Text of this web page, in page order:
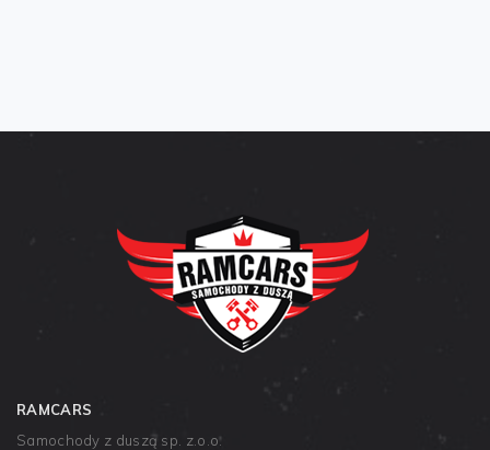
RAMCARS
Samochody z duszą sp. z.o.o.